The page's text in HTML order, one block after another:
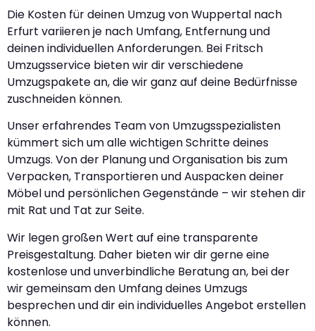
Die Kosten für deinen Umzug von Wuppertal nach
Erfurt variieren je nach Umfang, Entfernung und
deinen individuellen Anforderungen. Bei Fritsch
Umzugsservice bieten wir dir verschiedene
Umzugspakete an, die wir ganz auf deine Bedürfnisse
zuschneiden können.
Unser erfahrendes Team von Umzugsspezialisten
kümmert sich um alle wichtigen Schritte deines
Umzugs. Von der Planung und Organisation bis zum
Verpacken, Transportieren und Auspacken deiner
Möbel und persönlichen Gegenstände – wir stehen dir
mit Rat und Tat zur Seite.
Wir legen großen Wert auf eine transparente
Preisgestaltung. Daher bieten wir dir gerne eine
kostenlose und unverbindliche Beratung an, bei der
wir gemeinsam den Umfang deines Umzugs
besprechen und dir ein individuelles Angebot erstellen
können.